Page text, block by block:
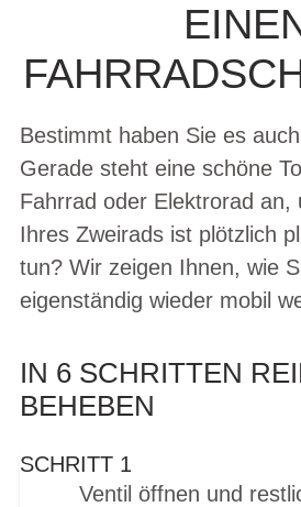
Bestimmt haben Sie es
Gerade steht eine schöne
Fahrrad oder Elektrorad an,
Ihres Zweirads ist plötzlich
tun? Wir zeigen Ihnen, wie
eigenständig wieder mobil
IN 6 SCHRITTEN
BEHEBEN
SCHRITT 1
Ventil öffnen und